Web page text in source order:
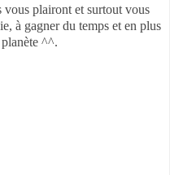
vous plairont et surtout vous
à gagner du temps et en plus
^^.